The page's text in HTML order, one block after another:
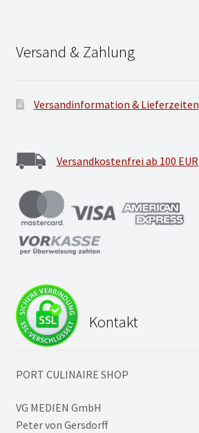
Versand & Zahlung
Versandinformation & Lieferzeiten
Versandkostenfrei ab 100 EUR
Kontakt
PORT CULINAIRE SHOP
VG MEDIEN GmbH
Peter von Gersdorff